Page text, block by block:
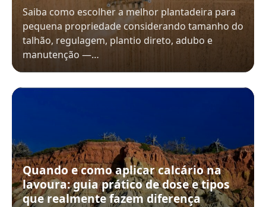
Saiba como escolher a melhor plantadeira para
pequena propriedade considerando tamanho do
talhão, regulagem, plantio direto, adubo e
manutenção —…
Quando e como aplicar calcário na
lavoura: guia prático de dose e tipos
que realmente fazem diferença